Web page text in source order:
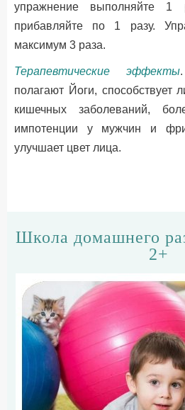
упражнение выполняйте 1
прибавляйте по 1 разу.
максимум 3 раза.
Терапевтические эффекты
полагают Йоги, способствует
кишечных заболеваний,
импотенции у мужчин и
улучшает цвет лица.
Школа домашнего
2+